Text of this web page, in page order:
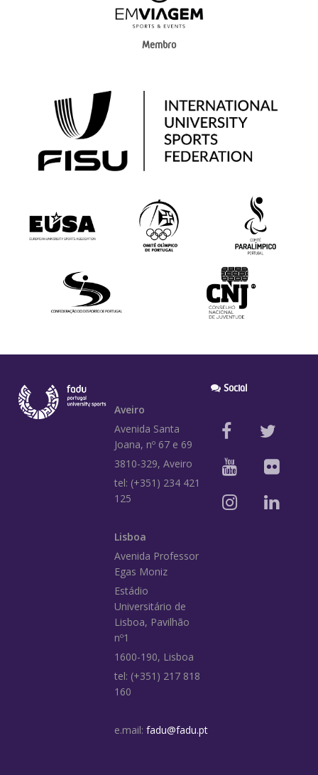
Membro
Aveiro
Avenida Santa
Joana, nº 67 e 69
3810-329, Aveiro
tel: (+351) 234 421
125
Lisboa
Avenida Professor
Egas Moniz
Estádio
Universitário de
Lisboa, Pavilhão
nº1
1600-190, Lisboa
tel: (+351) 217 818
160
e.mail: fadu@fadu.pt
Social